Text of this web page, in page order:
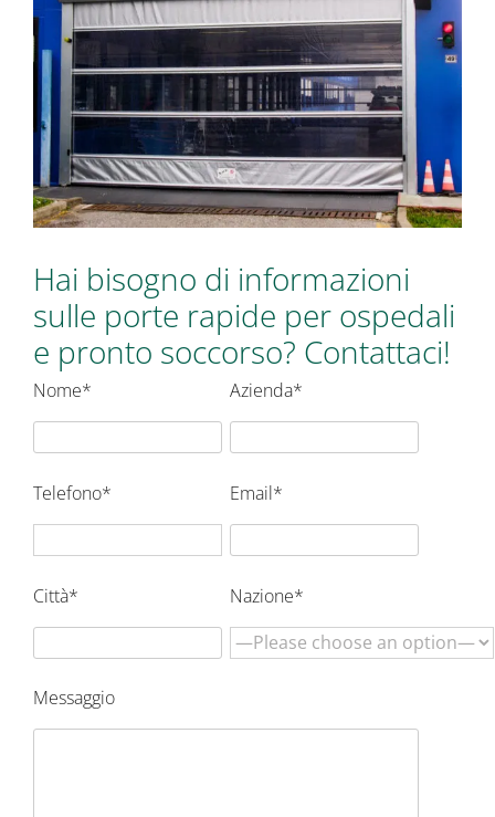
Hai bisogno di informazioni
sulle porte rapide per ospedali
e pronto soccorso? Contattaci!
Nome* Azienda*
Telefono* Email*
Città* Nazione*
Messaggio